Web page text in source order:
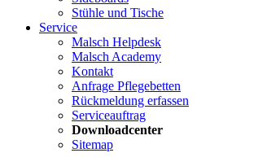
Stühle und Tische
Service
Malsch Helpdesk
Malsch Academy
Kontakt
Anfrage Pflegebetten
Rückmeldung erfassen
Serviceauftrag
Downloadcenter
Sitemap